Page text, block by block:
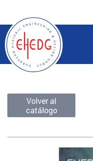
Volver al
catálogo